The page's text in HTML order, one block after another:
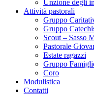
Unzione degli
Attività pastorali
Gruppo
Gruppo
Scout – Sasso
Pastorale
Estate ragazzi
Gruppo
Coro
Modulistica
Contatti